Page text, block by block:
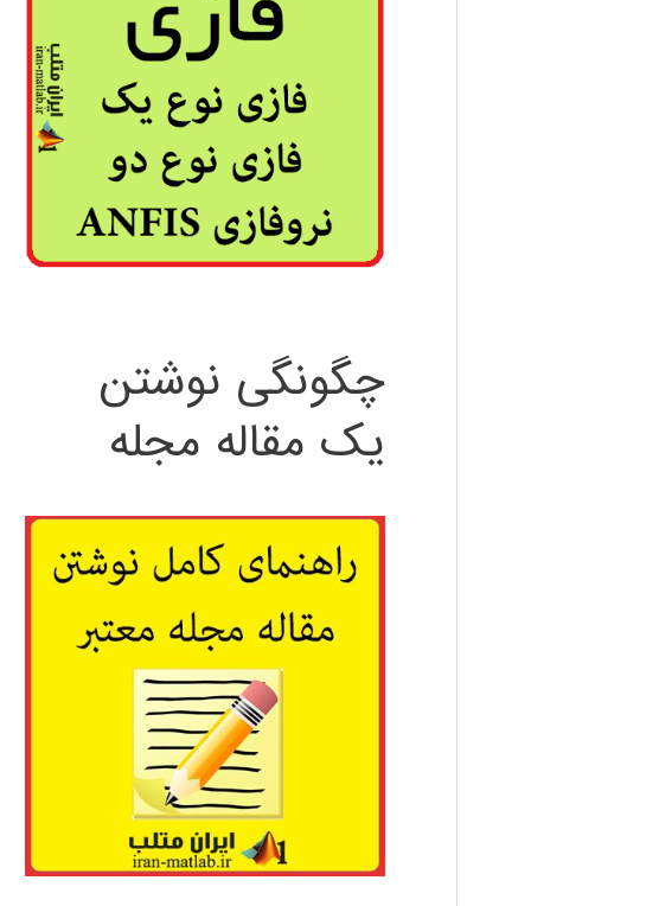
چگونگی نوشتن
یک مقاله مجله